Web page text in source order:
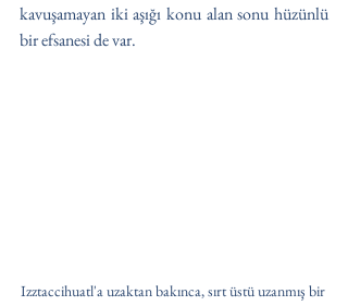
kavuşamayan iki aşığı konu alan sonu hüzünlü
bir efsanesi de var.
Izztaccihuatl'a uzaktan bakınca, sırt üstü uzanmış bir